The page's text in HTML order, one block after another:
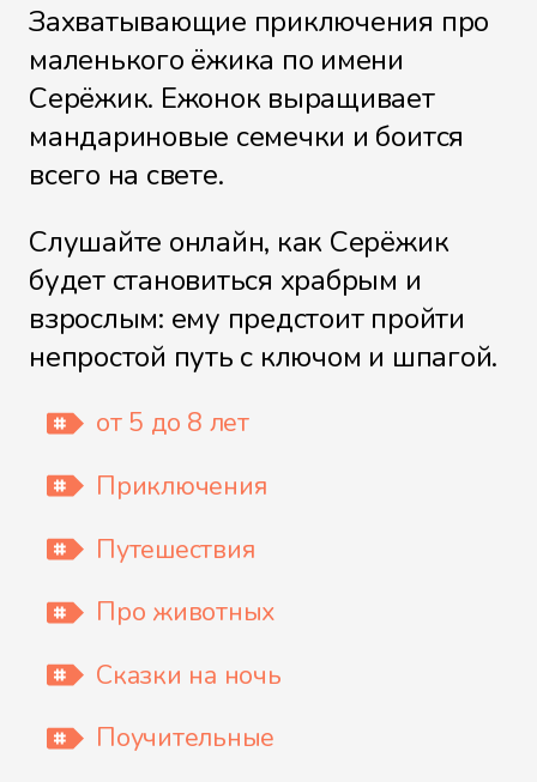
Пророчество Древней Книги
В Королевском Дворце
Праздник каждый день
Что задумала Королева
Что самое главное?
Никто не выдаст
Захватывающие приключения про
маленького ёжика по имени
Серёжик. Ежонок выращивает
мандариновые семечки и боится
всего на свете.
Слушайте онлайн, как Серёжик
будет становиться храбрым и
взрослым: ему предстоит пройти
непростой путь с ключом и шпагой.
от 5 до 8 лет
Приключения
Путешествия
Про животных
Сказки на ночь
Поучительные